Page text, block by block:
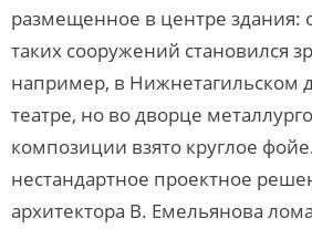
размещенное в центре здания:
таких сооружений становился
например, в Нижнетагильском
театре, но во дворце
композиции взято круглое
нестандартное проектное
архитектора В. Емельянова